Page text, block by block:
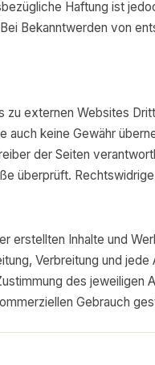
Haftung ist
Bekanntwerden von
zu externen Websites
auch keine Gewähr
der Seiten
überprüft.
erstellten Inhalte und
Verbreitung und
des jeweiligen
Gebrauch